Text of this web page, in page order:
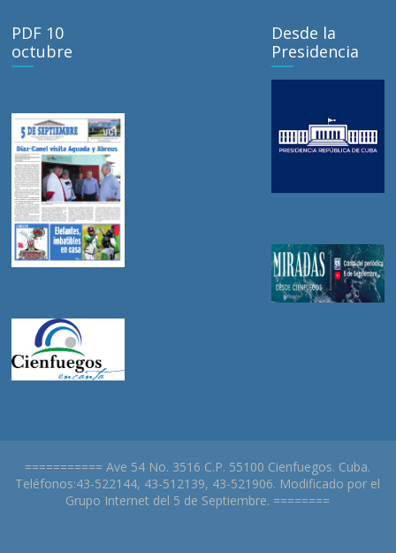
PDF 10
octubre
Desde la
Presidencia
=========== Ave 54 No. 3516 C.P. 55100 Cienfuegos. Cuba.
Teléfonos:43-522144, 43-512139, 43-521906. Modificado por el
Grupo Internet del 5 de Septiembre. ========